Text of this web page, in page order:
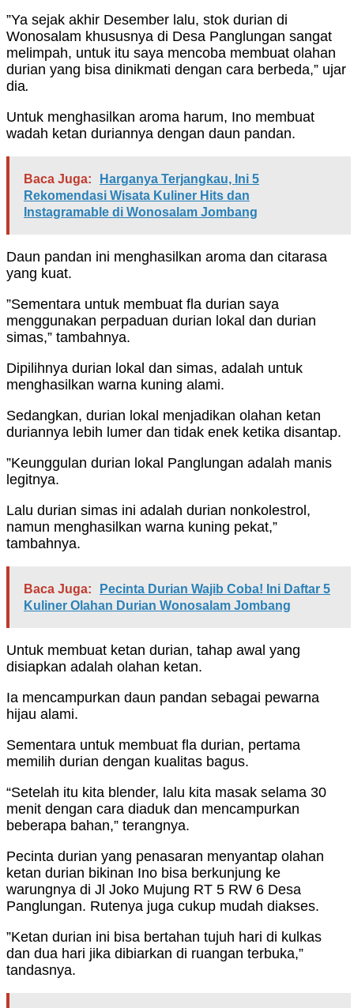
”Ya sejak akhir Desember lalu, stok durian di
Wonosalam khususnya di Desa Panglungan sangat
melimpah, untuk itu saya mencoba membuat olahan
durian yang bisa dinikmati dengan cara berbeda,” ujar
dia.
Untuk menghasilkan aroma harum, Ino membuat
wadah ketan duriannya dengan daun pandan.
Baca Juga:
Harganya Terjangkau, Ini 5
Rekomendasi Wisata Kuliner Hits dan
Instagramable di Wonosalam Jombang
Daun pandan ini menghasilkan aroma dan citarasa
yang kuat.
”Sementara untuk membuat fla durian saya
menggunakan perpaduan durian lokal dan durian
simas,” tambahnya.
Dipilihnya durian lokal dan simas, adalah untuk
menghasilkan warna kuning alami.
Sedangkan, durian lokal menjadikan olahan ketan
duriannya lebih lumer dan tidak enek ketika disantap.
”Keunggulan durian lokal Panglungan adalah manis
legitnya.
Lalu durian simas ini adalah durian nonkolestrol,
namun menghasilkan warna kuning pekat,”
tambahnya.
Baca Juga:
Pecinta Durian Wajib Coba! Ini Daftar 5
Kuliner Olahan Durian Wonosalam Jombang
Untuk membuat ketan durian, tahap awal yang
disiapkan adalah olahan ketan.
Ia mencampurkan daun pandan sebagai pewarna
hijau alami.
Sementara untuk membuat fla durian, pertama
memilih durian dengan kualitas bagus.
“Setelah itu kita blender, lalu kita masak selama 30
menit dengan cara diaduk dan mencampurkan
beberapa bahan,” terangnya.
Pecinta durian yang penasaran menyantap olahan
ketan durian bikinan Ino bisa berkunjung ke
warungnya di Jl Joko Mujung RT 5 RW 6 Desa
Panglungan. Rutenya juga cukup mudah diakses.
”Ketan durian ini bisa bertahan tujuh hari di kulkas
dan dua hari jika dibiarkan di ruangan terbuka,”
tandasnya.